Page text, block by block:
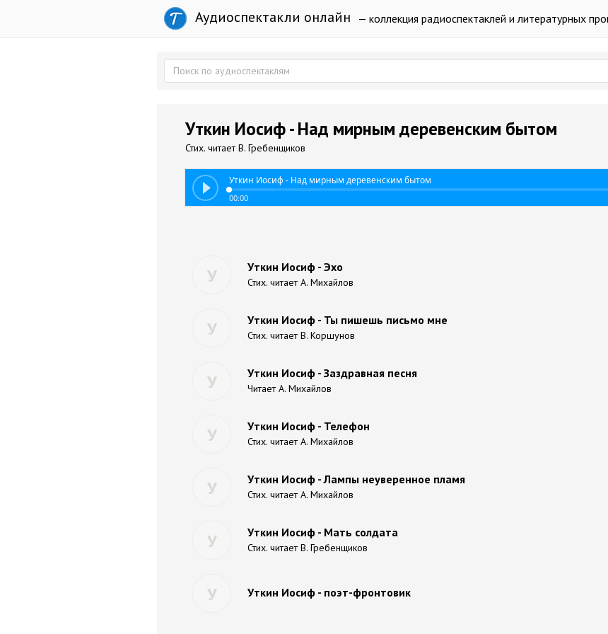
Аудиоспектакли онлайн — коллекция радиоспектаклей и литературных
Уткин Иосиф - Над мирным деревенским бытом
Стих. читает В. Гребенщиков
Уткин Иосиф - Над мирным деревенским бытом
00:00
У Уткин Иосиф - Эхо
Стих. читает А. Михайлов
У Уткин Иосиф - Ты пишешь письмо мне
Стих. читает В. Коршунов
У Уткин Иосиф - Заздравная песня
Читает А. Михайлов
У Уткин Иосиф - Телефон
Стих. читает А. Михайлов
У Уткин Иосиф - Лампы неуверенное пламя
Стих. читает А. Михайлов
У Уткин Иосиф - Мать солдата
Стих. читает В. Гребенщиков
У Уткин Иосиф - поэт-фронтовик